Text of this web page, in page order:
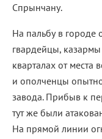
Спрынчану.
На пальбу в городе
гвардейцы,
кварталах от места
и ополченцы
завода. Прибыв к
тут же были
На прямой линии